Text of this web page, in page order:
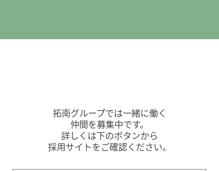
拓南グループでは一緒に働く
仲間を募集中です。
詳しくは下のボタンから
採用サイトをご確認ください。